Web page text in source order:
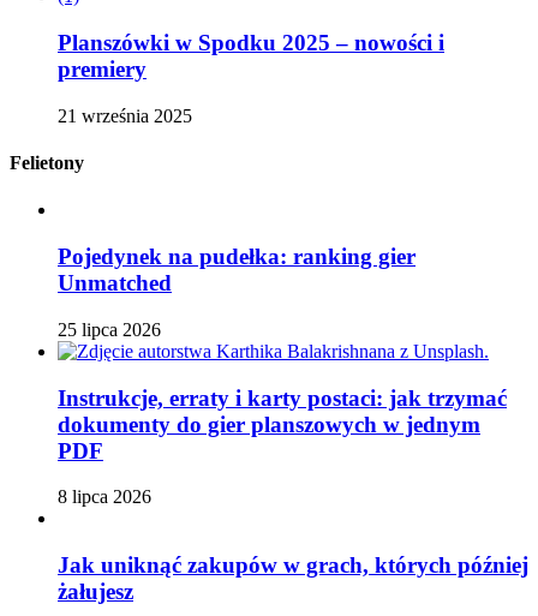
Planszówki w Spodku 2025 – nowości i
premiery
21 września 2025
Felietony
Pojedynek na pudełka: ranking gier
Unmatched
25 lipca 2026
Instrukcje, erraty i karty postaci: jak trzymać
dokumenty do gier planszowych w jednym
PDF
8 lipca 2026
Jak uniknąć zakupów w grach, których później
żałujesz